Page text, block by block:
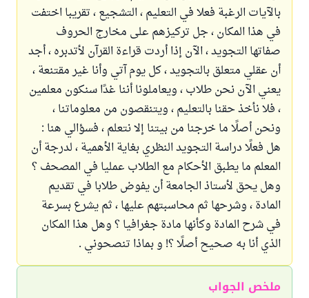
بالآيات الرغبة فعلا في التعليم ، التشجيع ، تقريبا اختفت
في هذا المكان ، جل تركيزهم على مخارج الحروف
صفاتها التجويد ، الآن إذا أردت قراءة القرآن لأتدبره ، أجد
أن عقلي متعلق بالتجويد ، كل يوم آتي وأنا غير مقتنعة ،
يعني الآن نحن طلاب ، ويعاملونا أننا غدًا سنكون معلمين
، فلا نأخذ حقنا بالتعليم ، ويتنقصون من معلوماتنا ،
ونحن أصلًا ما خرجنا من بيتنا إلا نتعلم ، فسؤالي هنا :
هل فعلًا دراسة التجويد النظري بغاية الأهمية ، لدرجة أن
المعلم ما يطبق الأحكام مع الطلاب عمليا في المصحف ؟
وهل يحق لأستاذ الجامعة أن يفوض طلابا في تقديم
المادة ، وشرحها ثم محاسبتهم عليها ، ثم يشرع بسرعة
في شرح المادة وكأنها مادة جغرافيا ؟ وهل هذا المكان
الذي أنا به صحيح أصلًا ؟! و بماذا تنصحوني .
ملخص الجواب